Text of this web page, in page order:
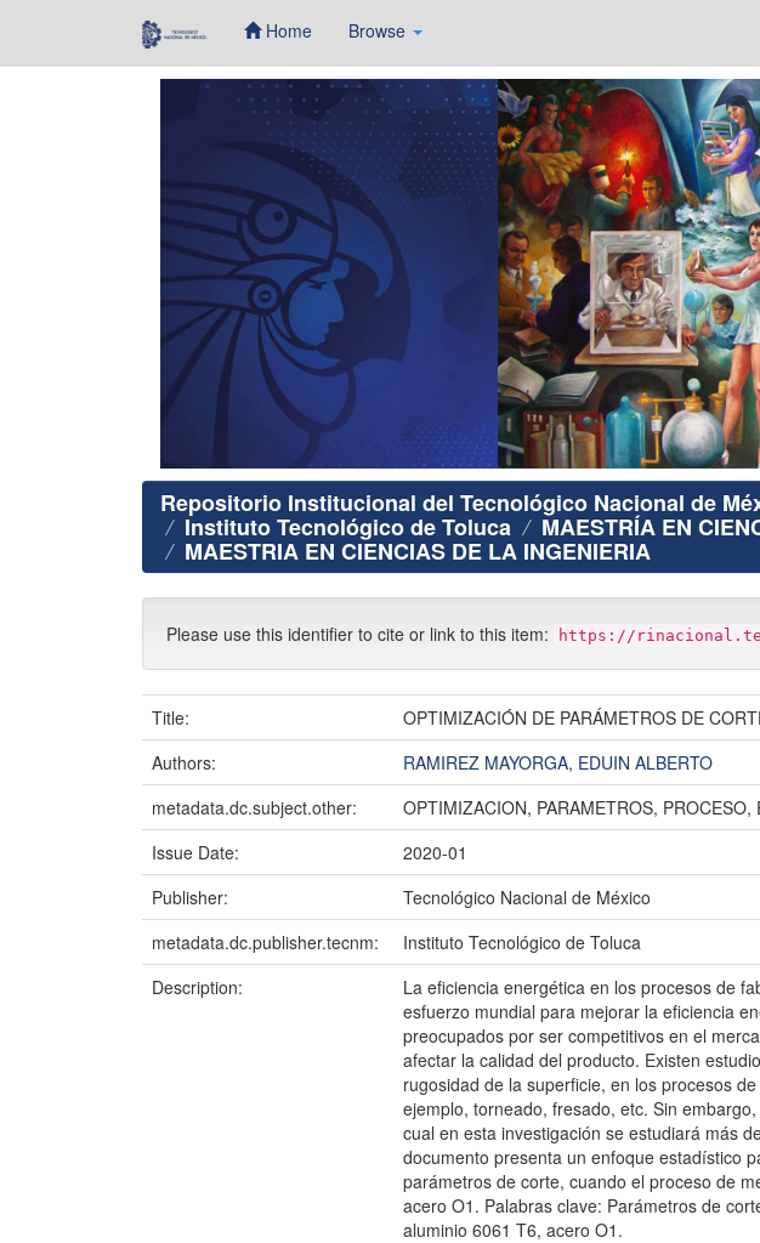
Home Browse
Repositorio Institucional del Tecnológico Nacional de
Instituto Tecnológico de Toluca MAESTRÍA EN
MAESTRIA EN CIENCIAS DE LA INGENIERIA
Please use this identifier to cite or link to this item: https://
Title:
OPTIMIZACIÓN DE PARÁMETROS DE
Authors:
RAMIREZ MAYORGA, EDUIN ALBERTO
metadata.dc.subject.other:
OPTIMIZACION, PARAMETROS,
Issue Date:
2020-01
Publisher:
Tecnológico Nacional de México
metadata.dc.publisher.tecnm:
Instituto Tecnológico de Toluca
Description:
La eficiencia energética en los procesos de
esfuerzo mundial para mejorar la eficiencia
preocupados por ser competitivos en el
afectar la calidad del producto. Existen
rugosidad de la superficie, en los procesos
ejemplo, torneado, fresado, etc. Sin
cual en esta investigación se estudiará más
documento presenta un enfoque estadístico
parámetros de corte, cuando el proceso de
acero O1. Palabras clave: Parámetros de
aluminio 6061 T6, acero O1.